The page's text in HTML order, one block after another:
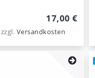
17,00 €
zzgl. Versandkosten